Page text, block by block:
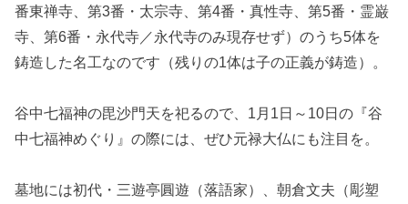
番東禅寺、第3番・太宗寺、第4番・真性寺、第5番・霊巌
寺、第6番・永代寺／永代寺のみ現存せず）のうち5体を
鋳造した名工なのです（残りの1体は子の正義が鋳造）。
谷中七福神の毘沙門天を祀るので、1月1日～10日の『谷
中七福神めぐり』の際には、ぜひ元禄大仏にも注目を。
墓地には初代・三遊亭圓遊（落語家）、朝倉文夫（彫塑